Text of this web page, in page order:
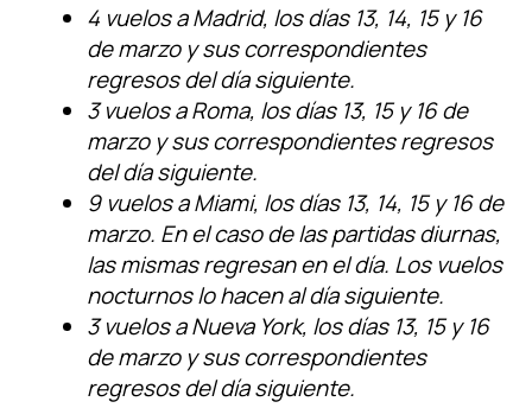
4 vuelos a Madrid, los días 13, 14, 15 y 16
de marzo y sus correspondientes
regresos del día siguiente.
3 vuelos a Roma, los días 13, 15 y 16 de
marzo y sus correspondientes regresos
del día siguiente.
9 vuelos a Miami, los días 13, 14, 15 y 16 de
marzo. En el caso de las partidas diurnas,
las mismas regresan en el día. Los vuelos
nocturnos lo hacen al día siguiente.
3 vuelos a Nueva York, los días 13, 15 y 16
de marzo y sus correspondientes
regresos del día siguiente.